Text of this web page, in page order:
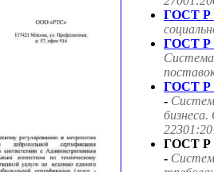
ГОСТ Р
ГОСТ Р
ГОСТ Р
-
ГОСТ Р
-